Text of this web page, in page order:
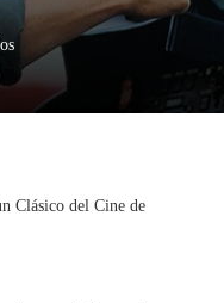
Clásico del Cine de